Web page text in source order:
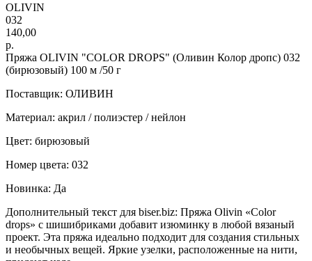
OLIVIN
032
140,00
р.
Пряжа OLIVIN "COLOR DROPS" (Оливин Колор дропс) 032
(бирюзовый) 100 м /50 г
Поставщик: ОЛИВИН
Материал: акрил / полиэстер / нейлон
Цвет: бирюзовый
Номер цвета: 032
Новинка: Да
Дополнительный текст для biser.biz: Пряжа Olivin «Color
drops» с шишибриками добавит изюминку в любой вязаный
проект. Эта пряжа идеально подходит для создания стильных
и необычных вещей. Яркие узелки, расположенные на нити,